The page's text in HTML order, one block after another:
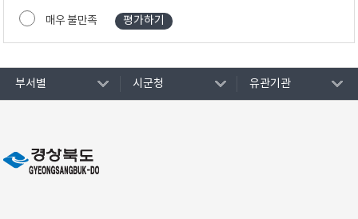
매우 불만족
부서별 시군청 유관기관